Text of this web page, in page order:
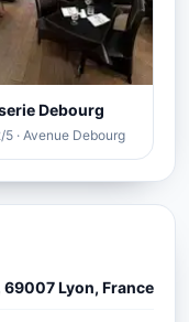
Debourg
· Avenue Debourg
Lyon, France